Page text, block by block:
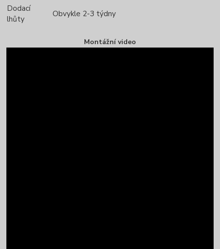
Dodací
lhůty
Obvykle 2-3 týdny
Montážní video